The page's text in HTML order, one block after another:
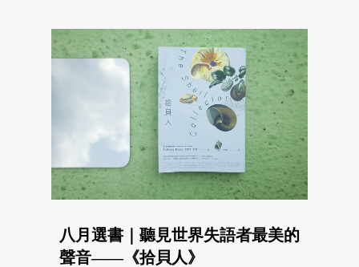
八月選書｜聽見世界失語者最美的
聲音——《拾貝人》